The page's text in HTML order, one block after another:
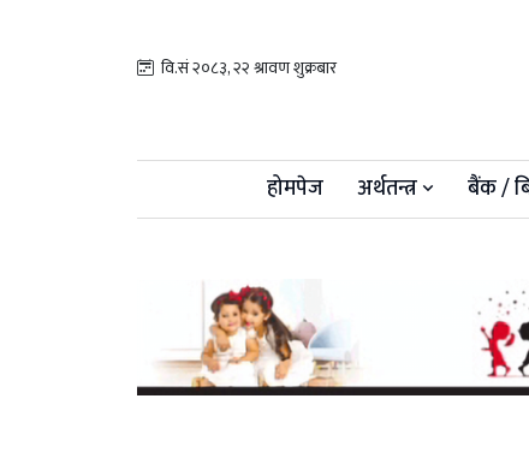
वि.सं २०८३, २२ श्रावण शुक्रबार
होमपेज अर्थतन्त्र बैंक /